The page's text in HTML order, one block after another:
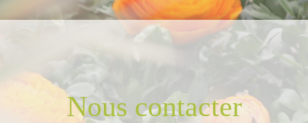
Nous contacter